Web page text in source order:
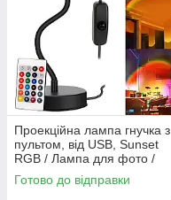
Проекційна лампа гнучка з
пультом, від USB, Sunset
RGB / Лампа для фото /
Лампа-захід сонця
Готово до відправки